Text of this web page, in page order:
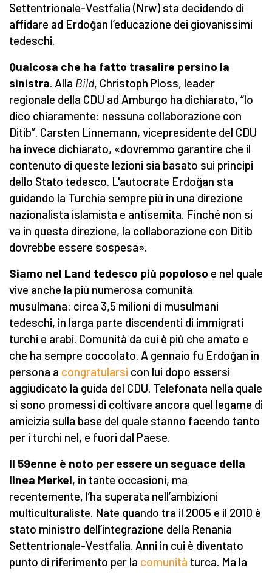
Settentrionale-Vestfalia (Nrw) sta decidendo di
affidare ad Erdoğan l’educazione dei giovanissimi
tedeschi.
Qualcosa che ha fatto trasalire persino la
sinistra. Alla Bild, Christoph Ploss, leader
regionale della CDU ad Amburgo ha dichiarato, “lo
dico chiaramente: nessuna collaborazione con
Ditib”. Carsten Linnemann, vicepresidente del CDU
ha invece dichiarato, «dovremmo garantire che il
contenuto di queste lezioni sia basato sui principi
dello Stato tedesco. L'autocrate Erdoğan sta
guidando la Turchia sempre più in una direzione
nazionalista islamista e antisemita. Finché non si
va in questa direzione, la collaborazione con Ditib
dovrebbe essere sospesa».
Siamo nel Land tedesco più popoloso e nel quale
vive anche la più numerosa comunità
musulmana: circa 3,5 milioni di musulmani
tedeschi, in larga parte discendenti di immigrati
turchi e arabi. Comunità da cui è più che amato e
che ha sempre coccolato. A gennaio fu Erdoğan in
persona a congratularsi con lui dopo essersi
aggiudicato la guida del CDU. Telefonata nella quale
si sono promessi di coltivare ancora quel legame di
amicizia sulla base del quale stanno facendo tanto
per i turchi nel, e fuori dal Paese.
Il 59enne è noto per essere un seguace della
linea Merkel, in tante occasioni, ma
recentemente, l’ha superata nell’ambizioni
multiculturaliste. Nate quando tra il 2005 e il 2010 è
stato ministro dell’integrazione della Renania
Settentrionale-Vestfalia. Anni in cui è diventato
punto di riferimento per la comunità turca. Ma la